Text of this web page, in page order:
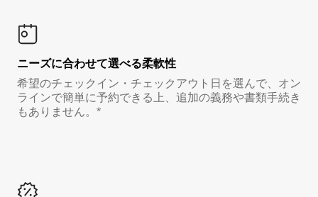
ニーズに合わせて選べる柔軟性
希望のチェックイン・チェックアウト日を選んで、オン
ラインで簡単に予約できる上、追加の義務や書類手続き
もありません。*